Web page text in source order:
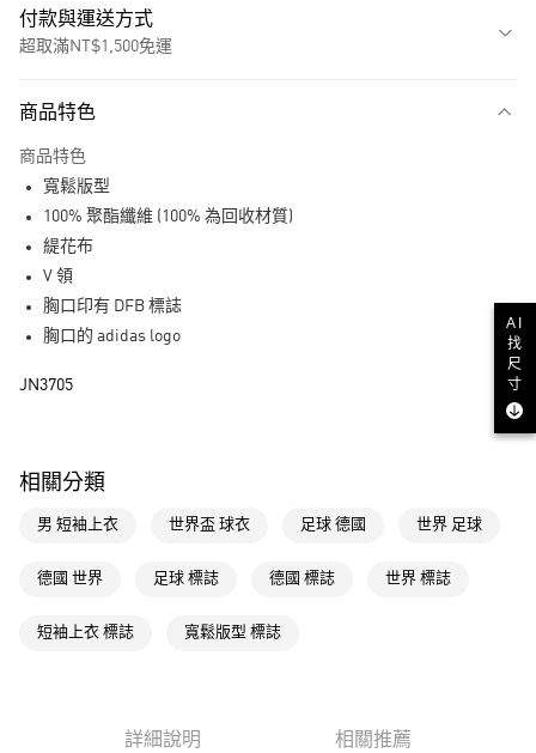
付款與運送方式
超取滿NT$1,500免運
LINE Pay
每筆NT$80，滿NT$1,500(含以上)免運費
每筆NT$80，滿NT$1,500(含以上)免運費
萊爾富取貨付款
付款後萊爾富取貨
每筆NT$80，滿NT$1,500(含以上)免運費
付款後7-11取貨
商品特色
商品特色
寬鬆版型
100% 聚酯纖維 (100% 為回收材質)
緹花布
V 領
胸口印有 DFB 標誌
胸口的 adidas logo
JN3705
相關分類
男 短袖上衣 世界盃 球衣 足球 德國 世界 足球
德國 世界 足球 標誌 德國 標誌 世界 標誌
短袖上衣 標誌 寬鬆版型 標誌
詳細說明 相關推薦
AI
找
尺
寸